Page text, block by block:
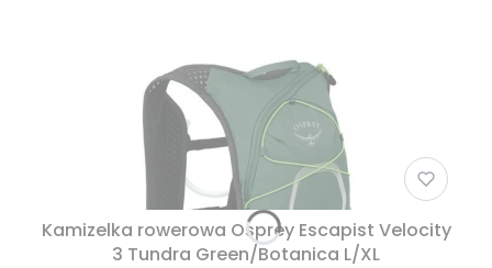
Kamizelka rowerowa Osprey Escapist Velocity
3 Tundra Green/Botanica L/XL